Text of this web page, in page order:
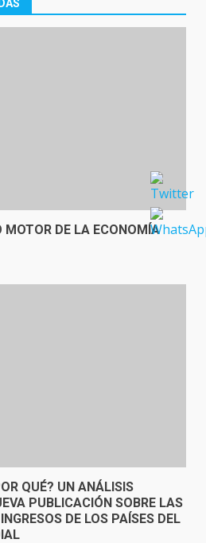
MOTOR DE LA ECONOMÍA
QUÉ? UN ANÁLISIS
PUBLICACIÓN SOBRE LAS
DE LOS PAÍSES DEL